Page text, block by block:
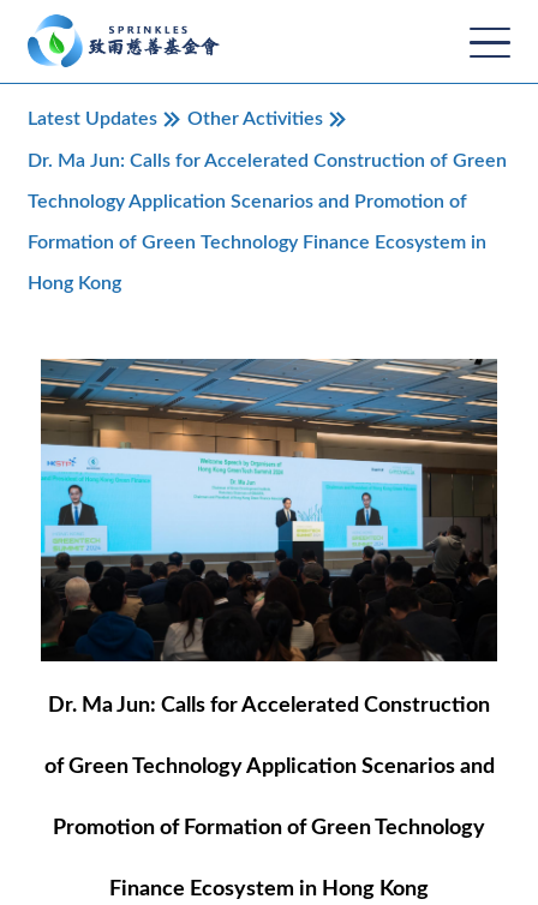
Latest Updates Other Activities
Dr. Ma Jun: Calls for Accelerated Construction of Green
Technology Application Scenarios and Promotion of
Formation of Green Technology Finance Ecosystem in
Hong Kong
Dr. Ma Jun: Calls for Accelerated Construction
of Green Technology Application Scenarios and
Promotion of Formation of Green Technology
Finance Ecosystem in Hong Kong